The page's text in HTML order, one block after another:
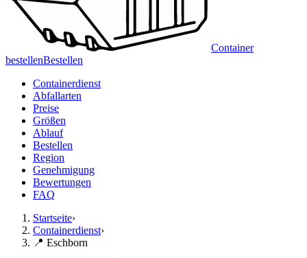
Container
bestellenBestellen
Containerdienst
Abfallarten
Preise
Größen
Ablauf
Bestellen
Region
Genehmigung
Bewertungen
FAQ
Startseite›
Containerdienst›
📍 Eschborn